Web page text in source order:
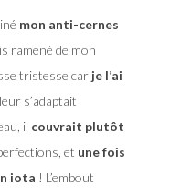
mon anti-cernes
ramené de mon
tristesse car je l’ai
s’adaptait
il couvrait plutôt
et une fois
iota ! L’embout